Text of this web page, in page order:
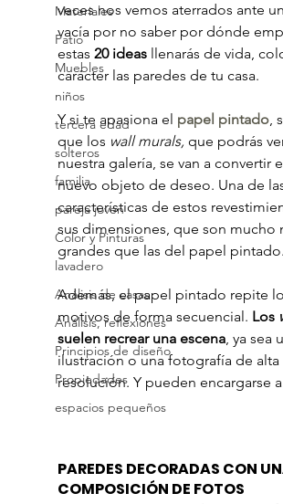
Materiales
Patio
Muebles
niños
tercera edad
solteros
familia
pareja joven
Color y Pinturas
lavadero
Análisis de casas
Análisis, reflexiones
Principios de diseño
Propiedades
espacios pequeños
veces nos vemos aterrados ante
vacía por no saber por dónde
estas 20 ideas llenarás de vida,
carácter las paredes de tu casa.
Y si te apasiona el papel pintado,
que los wall murals, que podrás
nuestra galería, se van a convertir
nuevo objeto de deseo. Una de
características de estos
sus dimensiones, que son mucho
grandes que las del papel pintado.
Además, el papel pintado repite
motivos de forma secuencial. Los
suelen recrear una escena, ya sea
ilustración o una fotografía de alta
resolución. Y pueden encargarse
PAREDES DECORADAS CON
COMPOSICIÓN DE FOTOS